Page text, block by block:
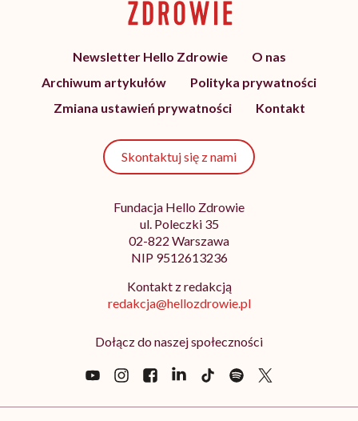
Newsletter Hello Zdrowie
O nas
Archiwum artykułów
Polityka prywatności
Zmiana ustawień prywatności
Kontakt
Skontaktuj się z nami
Fundacja Hello Zdrowie
ul. Poleczki 35
02-822 Warszawa
NIP 9512613236
Kontakt z redakcją
redakcja@hellozdrowie.pl
Dołącz do naszej społeczności